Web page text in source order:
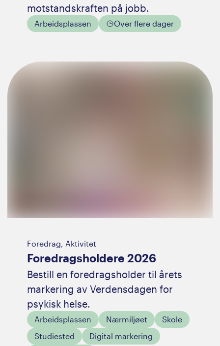
motstandskraften på jobb.
Arbeidsplassen Over flere dager
Foredrag, Aktivitet
Foredragsholdere 2026
Bestill en foredragsholder til årets
markering av Verdensdagen for
psykisk helse.
Arbeidsplassen Nærmiljøet
Skole
Studiested
Digital markering